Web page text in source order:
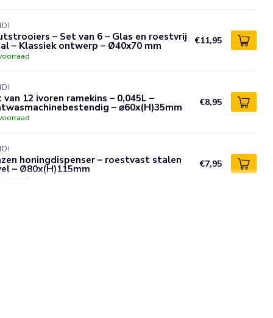
– Set van 6 – Glas en roestvrij
– Klassiek ontwerp – Ø40x70 mm €11,95
van 12 ivoren ramekins – 0,045L –
– ⌀60x(H)35mm €8,95
honingdispenser – roestvast stalen
– Ø80x(H)115mm €7,95